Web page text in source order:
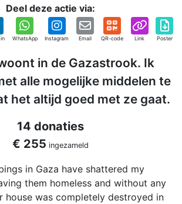
Deel deze actie via:
WhatsApp Instagram Email QR-code Link Poster
in de Gazastrook. Ik
alle mogelijke middelen te
het altijd goed met ze gaat.
14 donaties
€ 255 ingezameld
in Gaza have shattered my
them homeless and without any
house was completely destroyed in